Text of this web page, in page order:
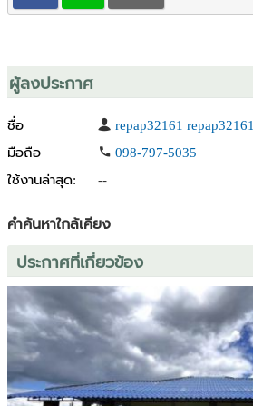
ผู้ลงประกาศ
ชื่อ
repap32161 repap32161
มือถือ
098-797-5035
ใช้งานล่าสุด:
--
คำค้นหาใกล้เคียง
ประกาศที่เกี่ยวข้อง